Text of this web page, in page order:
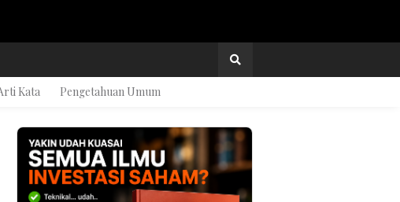
Kata Pengetahuan Umum